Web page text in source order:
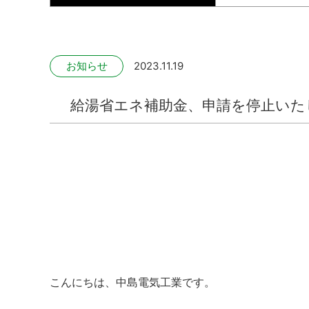
お知らせ 2023.11.19
給湯省エネ補助金、申請を停止い
こんにちは、中島電気工業です。